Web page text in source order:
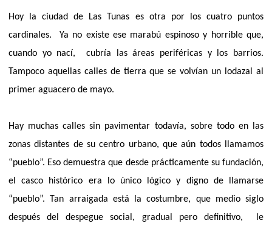
Hoy la ciudad de Las Tunas es otra por los cuatro puntos
cardinales.
Ya no existe ese marabú espinoso y horrible que,
cuando yo nací,
cubría las áreas periféricas y los barrios.
Tampoco aquellas calles de tierra que se volvían un lodazal al
primer aguacero de mayo.
Hay muchas calles sin pavimentar todavía, sobre todo en las
zonas distantes de su centro urbano, que aún todos llamamos
“pueblo”. Eso demuestra que desde prácticamente su fundación,
el casco histórico era lo único lógico y digno de llamarse
“pueblo”. Tan arraigada está la costumbre, que medio siglo
después del despegue social, gradual pero definitivo,
le